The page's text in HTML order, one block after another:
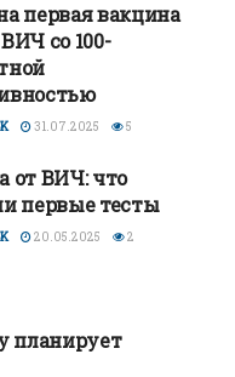
первая вакцина
со 100-
31.07.2025 5
от ВИЧ: что
первые тесты
20.05.2025 2
планирует